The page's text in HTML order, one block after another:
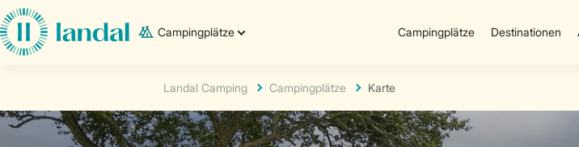
Campingplätze Campingplätze Destinationen
Landal Camping Campingplätze Karte